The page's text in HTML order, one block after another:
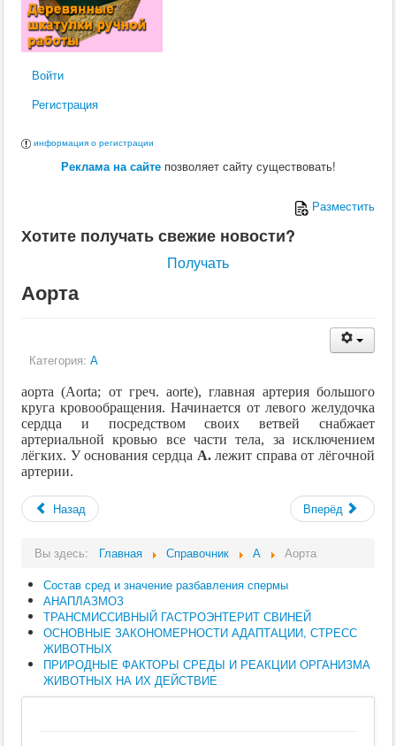
Войти
Регистрация
информация о регистрации
Реклама на сайтепозволяет сайту существовать!
Разместить
Хотите получать свежие новости?
Получать
Аорта
Категория: А
аорта (Aorta; от греч.aorte), главная артерия большого
круга кровообращения. Начинается от левого желудочка
сердца и посредством своих ветвей снабжает
артериальной кровью все части тела, за исключением
лёгких. У основания сердца А.лежит справа от лёгочной
артерии.
Назад Вперёд
Вы здесь: Главная Справочник А
Аорта
Состав сред и значение разбавления спермы
АНАПЛАЗМОЗ
ТРАНСМИССИВНЫЙ ГАСТРОЭНТЕРИТ СВИНЕЙ
ОСНОВНЫЕ ЗАКОНОМЕРНОСТИ АДАПТАЦИИ, СТРЕСС
ЖИВОТНЫХ
ПРИРОДНЫЕ ФАКТОРЫ СРЕДЫ И РЕАКЦИИ ОРГАНИЗМА
ЖИВОТНЫХ НА ИХ ДЕЙСТВИЕ